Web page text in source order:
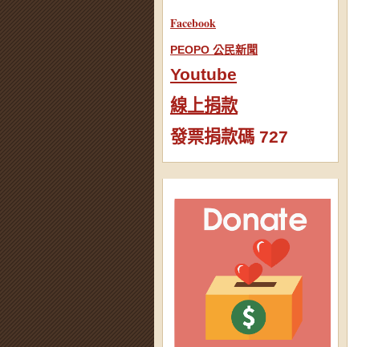
Facebook
PEOPO 公民新聞
Youtube
線上捐款
發票捐款碼 727